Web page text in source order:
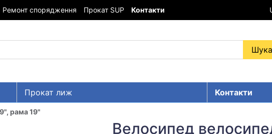
Ремонт спорядження Прокат SUP Контакти
Прокат лиж
Контакти
рама 19"
Велосипед